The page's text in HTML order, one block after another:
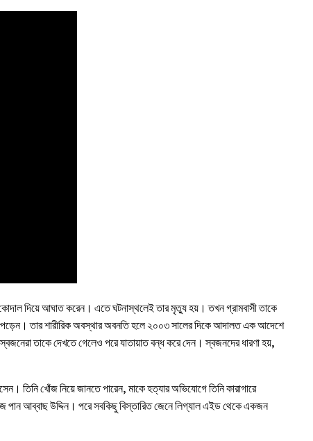
কোদাল দিয়ে আঘাত করেন। এতে ঘটনাস্থলেই তার মৃত্যু হয়। তখন গ্রামবাসী তাকে
পড়েন। তার শারীরিক অবস্থার অবনতি হলে ২০০৩ সালের দিকে আদালত এক আদেশে
তাকে দেখতে গেলেও পরে যাতায়াত বন্ধ করে দেন। স্বজনদের ধারণা হয়,
তিনি খোঁজ নিয়ে জানতে পারেন, মাকে হত্যার অভিযোগে তিনি কারাগারে
পান আব্বাছ উদ্দিন। পরে সবকিছু বিস্তারিত জেনে লিগ্যাল এইড থেকে একজন